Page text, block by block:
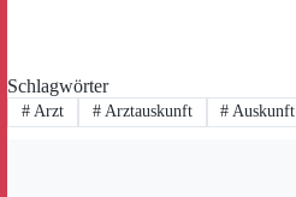
Schlagwörter
#Arzt #Arztauskunft # Auskunft